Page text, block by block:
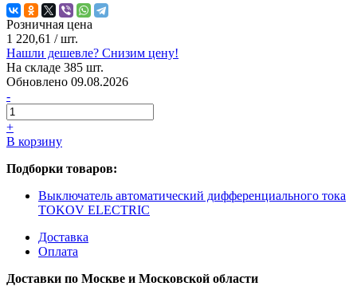
Розничная цена
1 220,61 / шт.
Нашли дешевле? Снизим цену!
На складе 385 шт.
Обновлено 09.08.2026
-
+
В корзину
Подборки товаров:
Выключатель автоматический дифференциального тока
TOKOV ELECTRIC
Доставка
Оплата
Доставки по Москве и Московской области